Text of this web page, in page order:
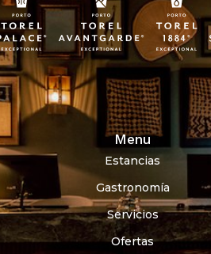
Menu
Estancias
Gastronomía
Servicios
Ofertas